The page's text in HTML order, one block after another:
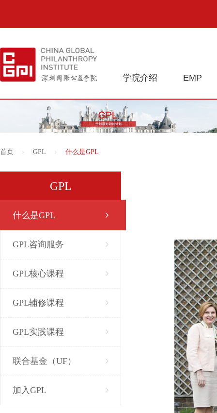
学院介绍 EMP
首页 GPL 什么是GPL
GPL
什么是GPL
GPL咨询服务
GPL核心课程
GPL辅修课程
GPL实践课程
联合基金（UF）
加入GPL